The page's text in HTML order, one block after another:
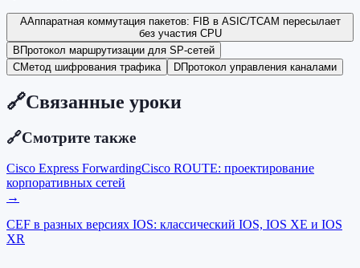
AАппаратная коммутация пакетов: FIB в ASIC/TCAM пересылает
без участия CPU
B Протокол маршрутизации для SP-сетей
CМетод шифрования трафика DПротокол управления каналами
🔗Связанные уроки
🔗Смотрите также
Cisco Express ForwardingCisco ROUTE: проектирование
корпоративных сетей
→
CEF в разных версиях IOS: классический IOS, IOS XE и IOS
XR